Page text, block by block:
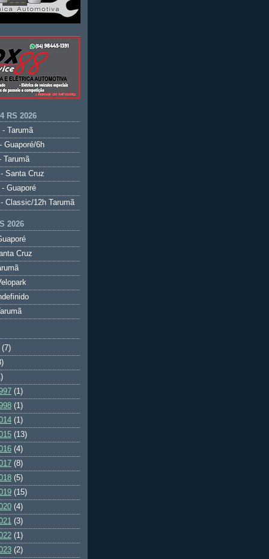
RS 2026
- Tarumã
Guaporé/6h
Tarumã
Santa Cruz
Guaporé
Classic/12h Tarumã
2026
Cruz
(7)
(1)
(1)
(1)
(13)
(4)
(8)
(5)
(15)
(4)
(3)
(1)
(2)